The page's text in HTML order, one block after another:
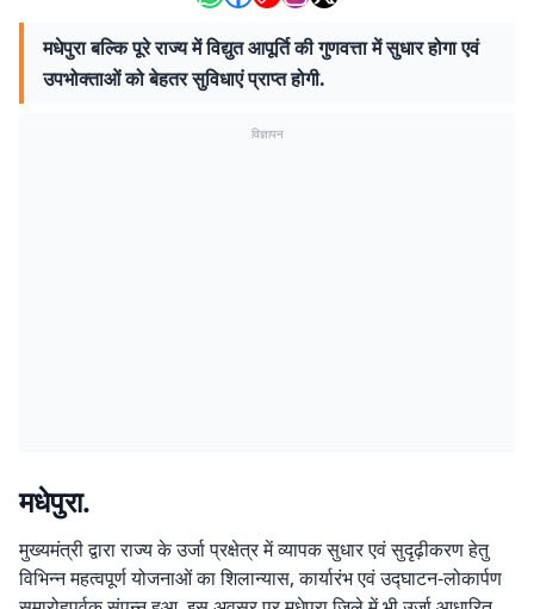
मधेपुरा बल्कि पूरे राज्य में विद्युत आपूर्ति की गुणवत्ता में सुधार होगा एवं
उपभोक्ताओं को बेहतर सुविधाएं प्राप्त होगी.
विज्ञापन
मधेपुरा.
मुख्यमंत्री द्वारा राज्य के उर्जा प्रक्षेत्र में व्यापक सुधार एवं सुदृढ़ीकरण हेतु
विभिन्न महत्वपूर्ण योजनाओं का शिलान्यास, कार्यारंभ एवं उद्घाटन-लोकार्पण